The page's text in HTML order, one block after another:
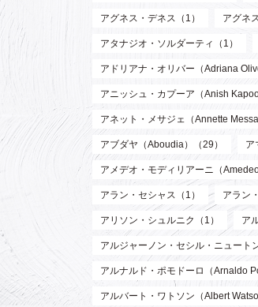
アグネス・デネス（1） アグネ
アタナジオ・ソルダーティ（1）
アドリアナ・オリバー（Adriana
アニッシュ・カプーア（Anish
アネット・メサジェ（Annette
アブダヤ（Aboudia）（29） ア
アメデオ・モディリアーニ（
アラン・セシャス（1） アラン
アリソン・シュルニク（1） ア
アルジャーノン・セシル・ニュート
アルナルド・ポモドーロ（Arnaldo
アルバート・ワトソン（Albert